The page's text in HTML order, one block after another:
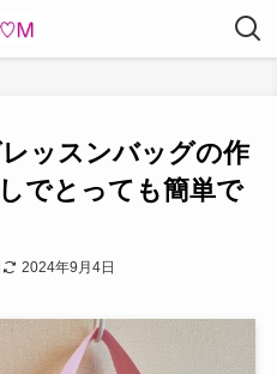
ッスンバッグの作
でとっても簡単で
2024年9月4日